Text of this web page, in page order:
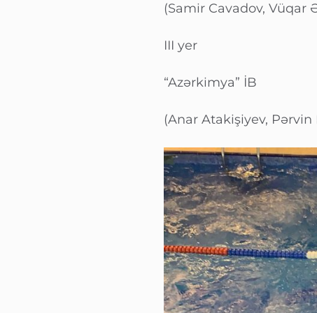
(Samir Cavadov, Vüqar
III yer
“Azərkimya” İB
(Anar Atakişiyev,